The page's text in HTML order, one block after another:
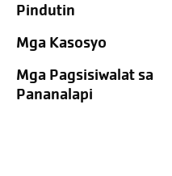
Pindutin
Mga Kasosyo
Mga Pagsisiwalat sa
Pananalapi